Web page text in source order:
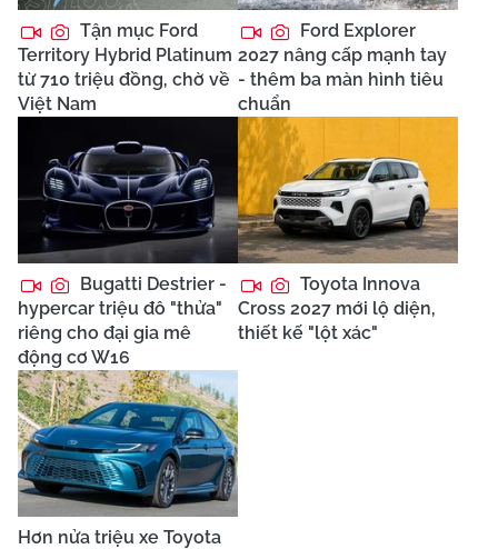
Tận mục Ford
Territory Hybrid Platinum
từ 710 triệu đồng, chờ về
Việt Nam
Ford Explorer
2027 nâng cấp mạnh tay
- thêm ba màn hình tiêu
chuẩn
Bugatti Destrier -
hypercar triệu đô "thửa"
riêng cho đại gia mê
động cơ W16
Toyota Innova
Cross 2027 mới lộ diện,
thiết kế "lột xác"
Hơn nửa triệu xe Toyota